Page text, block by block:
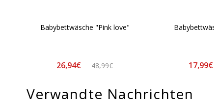
Babybettwäsche "Pink love"
26,94€ 48,99€ 17,99€
Verwandte Nachrichten